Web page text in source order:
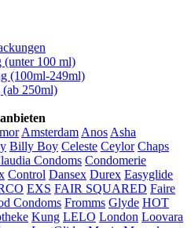
(unter 100 ml)
(100ml-249ml)
250ml)
Amsterdam Anos Asha
Billy Boy Celeste Ceylor Chaps
Condoms Condomerie
Control Dansex Durex Easyglide
EXS FAIR SQUARED Faire
Condoms Fromms Glyde HOT
Kung LELO London Loovara